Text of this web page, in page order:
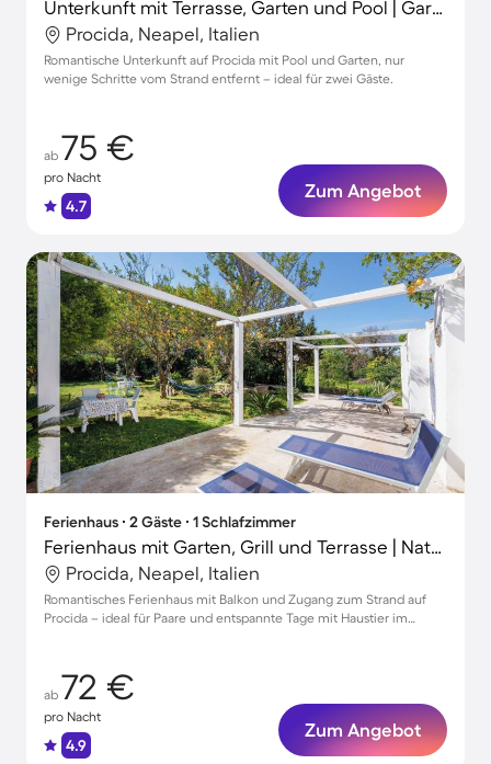
Unterkunft mit Terrasse, Garten und Pool | Gartenblick
Procida, Neapel, Italien
Romantische Unterkunft auf Procida mit Pool und Garten, nur
wenige Schritte vom Strand entfernt – ideal für zwei Gäste.
ab 75 €
pro Nacht
4.7
Zum Angebot
Ferienhaus ∙ 2 Gäste ∙ 1 Schlafzimmer
Ferienhaus mit Garten, Grill und Terrasse | Naturblick
Procida, Neapel, Italien
Romantisches Ferienhaus mit Balkon und Zugang zum Strand auf
Procida – ideal für Paare und entspannte Tage mit Haustier im
ab 72 €
pro Nacht
4.9
Zum Angebot